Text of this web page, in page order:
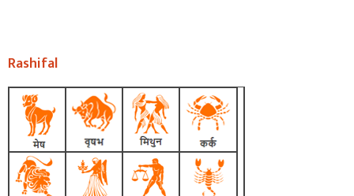
Rashifal